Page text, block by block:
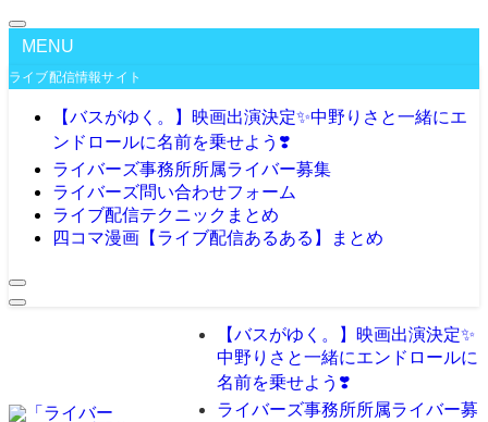
MENU
ライブ配信情報サイト
【バスがゆく。】映画出演決定✨️中野りさと一緒にエ
ンドロールに名前を乗せよう❣️
ライバーズ事務所所属ライバー募集
ライバーズ問い合わせフォーム
ライブ配信テクニックまとめ
四コマ漫画【ライブ配信あるある】まとめ
【バスがゆく。】映画出演決定✨️
中野りさと一緒にエンドロールに
名前を乗せよう❣️
ライバーズ事務所所属ライバー募